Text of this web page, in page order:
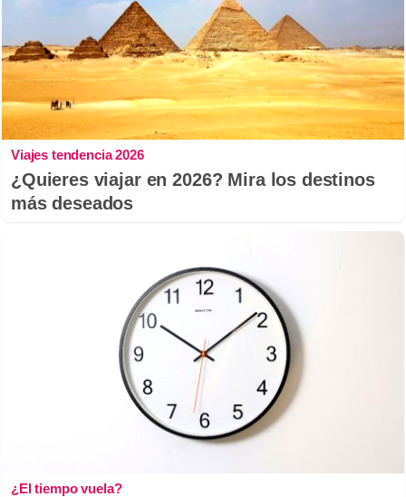
Viajes tendencia 2026
¿Quieres viajar en 2026? Mira los destinos
más deseados
¿El tiempo vuela?